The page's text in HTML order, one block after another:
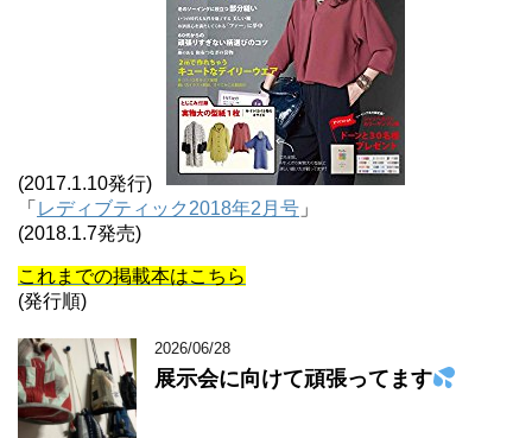
(2017.1.10発行)
「 レディブティック2018年2月号 」
(2018.1.7発売)
これまでの掲載本はこちら
(発行順)
2026/06/28
展示会に向けて頑張ってます